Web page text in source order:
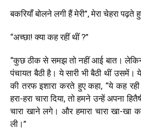
बकरियाँ बोलने लगी हैं मेरी”, मेरा चेहरा पढ़ते
“अच्छा! क्या कह रहीं थीं ?”
“कुछ ठीक से समझ तो नहीं आई बात।
पंचायत बैठी है। ये सारी भी बैठी थीं उसमें।
की तरफ इशारा करते हुए कहा, “ये कह
हरा-हरा चारा दिया, तो हमने उन्हें अपना
चारा खाने लगे। और हमारा चारा खा-खा
ली।”